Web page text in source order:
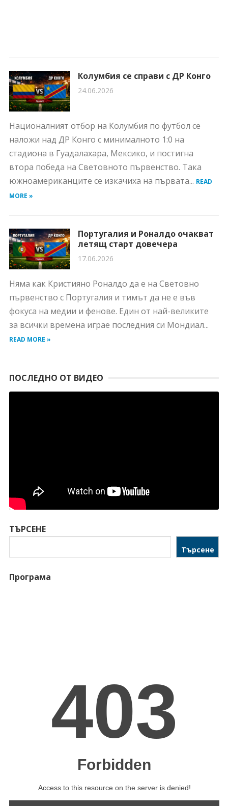
Колумбия се справи с ДР Конго
24.06.2026
Националният отбор на Колумбия по футбол се
наложи над ДР Конго с минималното 1:0 на
стадиона в Гуадалахара, Мексико, и постигна
втора победа на Световното първенство. Така
южноамериканците се изкачиха на първата... READ
MORE »
Португалия и Роналдо очакват
летящ старт довечера
17.06.2026
Няма как Кристияно Роналдо да е на Световно
първенство с Португалия и тимът да не е във
фокуса на медии и фенове. Един от най-великите
за всички времена играе последния си Мондиал...
READ MORE »
ПОСЛЕДНО ОТ ВИДЕО
ТЪРСЕНЕ
Търсене
Програма